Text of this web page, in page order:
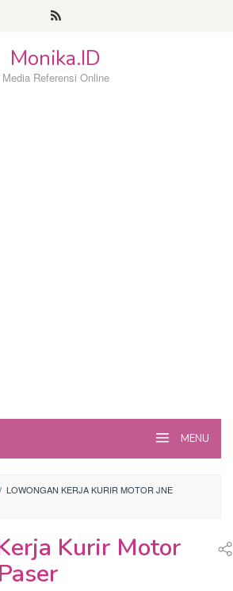
Monika.ID
Media Referensi Online
MENU
/ LOWONGAN KERJA KURIR MOTOR JNE
Kurir Motor